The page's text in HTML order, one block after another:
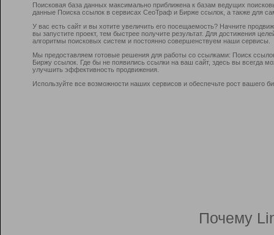
Поисковая база данных максимально приближена к базам ведущих
данные Поиска ссылок в сервисах СеоТраф и Бирже ссылок, а также для
У вас есть сайт и вы хотите увеличить его посещаемость? Начните
вы запустите проект, тем быстрее получите результат. Для достижения
алгоритмы поисковых систем и постоянно совершенствуем наши сервисы.
Мы предоставляем готовые решения для работы со ссылками: Поиск
Биржу ссылок. Где бы не появились ссылки на ваш сайт, здесь вы всегда
улучшить эффективность продвижения.
Используйте все возможности наших сервисов и обеспечьте рост вашего
Почему